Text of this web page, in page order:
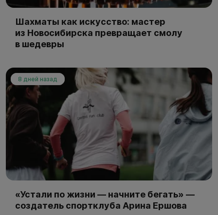
Шахматы как искусство: мастер
из Новосибирска превращает смолу
в шедевры
8 дней назад
«Устали по жизни — начните бегать» —
создатель спортклуба Арина Ершова